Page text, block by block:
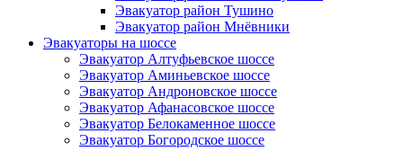
Эвакуатор район Тушино
Эвакуатор район Мнёвники
Эвакуаторы на шоссе
Эвакуатор Алтуфьевское шоссе
Эвакуатор Аминьевское шоссе
Эвакуатор Андроновское шоссе
Эвакуатор Афанасовское шоссе
Эвакуатор Белокаменное шоссе
Эвакуатор Богородское шоссе